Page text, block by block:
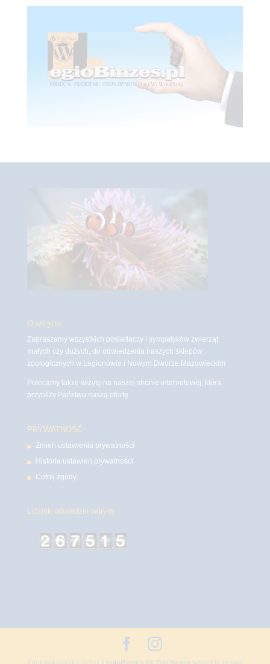
O witrynie
Zapraszamy wszystkich posiadaczy i sympatyków zwierząt
małych czy dużych, do odwiedzenia naszych sklepów
zoologicznych w Legionowie i Nowym Dworze Mazowieckim
Polecamy także wizytę na naszej stronie internetowej, która
przybliży Państwu naszą ofertę.
PRYWATNOŚĆ
Zmień ustawienia prywatności
Historia ustawień prywatności
Cofnij zgody
Licznik odwiedzin witryny